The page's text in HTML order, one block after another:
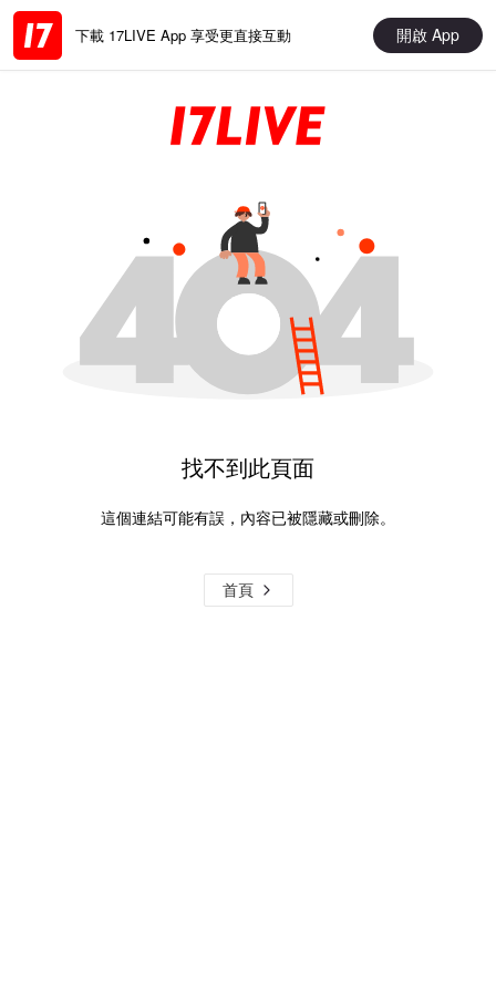
下載 17LIVE App 享受更直接互動 開啟 App
找不到此頁面
這個連結可能有誤，內容已被隱藏或刪除。
首頁